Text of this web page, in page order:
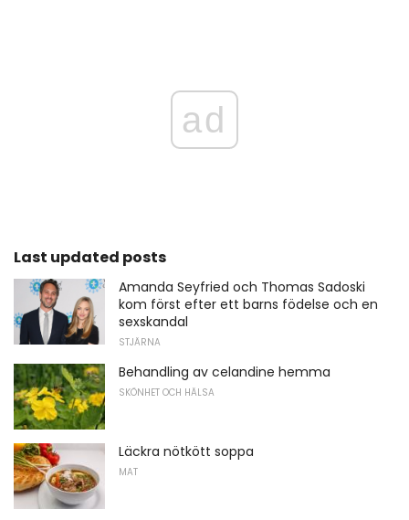
ad
Last updated posts
Amanda Seyfried och Thomas Sadoski
kom först efter ett barns födelse och en
sexskandal
STJÄRNA
Behandling av celandine hemma
SKÖNHET OCH HÄLSA
Läckra nötkött soppa
MAT